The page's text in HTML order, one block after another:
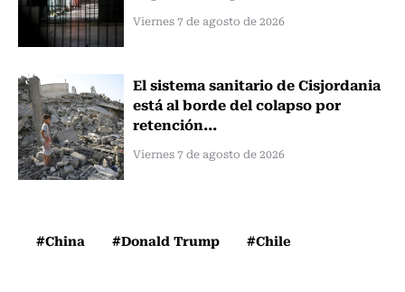
Viernes 7 de agosto de 2026
El sistema sanitario de Cisjordania
está al borde del colapso por
retención...
Viernes 7 de agosto de 2026
#China #Donald Trump #Chile